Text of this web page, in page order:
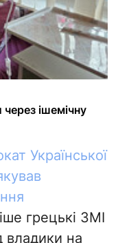
через ішемічну
Української
грецькі ЗМІ
владики на